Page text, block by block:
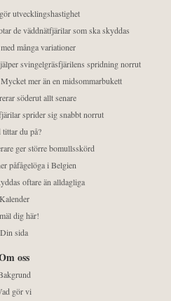
utvecklingshastighet
de väddnätfjärilar som ska skyddas
många variationer
svingelgräsfjärilens spridning norrut
mer än en midsommarbukett
söderut allt senare
sprider sig snabbt norrut
tittar du på?
ger större bomullsskörd
påfågelöga i Belgien
oftare än alldagliga
Kalender
dig här!
Din sida
oss
gör vi